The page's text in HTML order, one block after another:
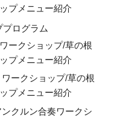
プメニュー紹介
ログラム
ークショップ/草の根
プメニュー紹介
ークショップ/草の根
プメニュー紹介
クルン合奏ワークシ